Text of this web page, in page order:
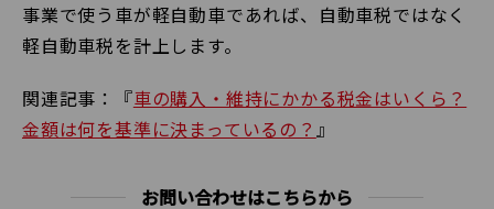
事業で使う車が軽自動車であれば、自動車税ではなく
軽自動車税を計上します。
関連記事：『車の購入・維持にかかる税金はいくら？
金額は何を基準に決まっているの？ 』
お問い合わせはこちらから